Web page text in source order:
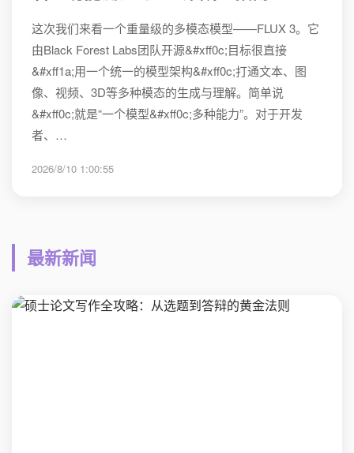
这次我们来看一个重量级的多模态模型——FLUX 3。它
由Black Forest Labs团队开源&#xff0c;目标很直接
&#xff1a;用一个统一的模型架构&#xff0c;打通文本、图
像、视频、3D等多种模态的生成与理解。简单说
&#xff0c;就是“一个模型&#xff0c;多种能力”。对于开发
者、…
2026/8/10 1:00:55
最新新闻